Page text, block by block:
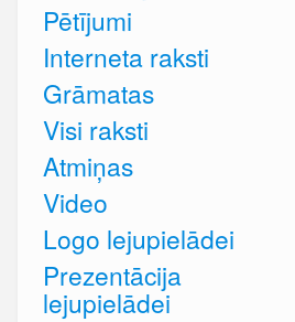
Pētījumi
Interneta raksti
Grāmatas
Visi raksti
Atmiņas
Video
Logo lejupielādei
Prezentācija
lejupielādei